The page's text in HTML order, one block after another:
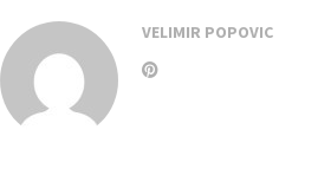
VELIMIR POPOVIC